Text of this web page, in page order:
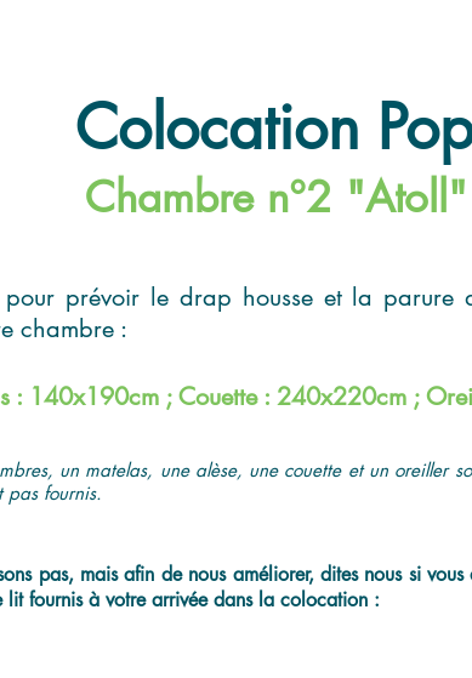
Colocation
Chambre n°2 "Atoll"
prévoir le drap housse et la parure
chambre :
: 140x190cm ; Couette : 240x220cm ;
un matelas, une alèse, une couette et un oreiller
pas fournis.
pas, mais afin de nous améliorer, dites nous si
lit fournis à votre arrivée dans la colocation :